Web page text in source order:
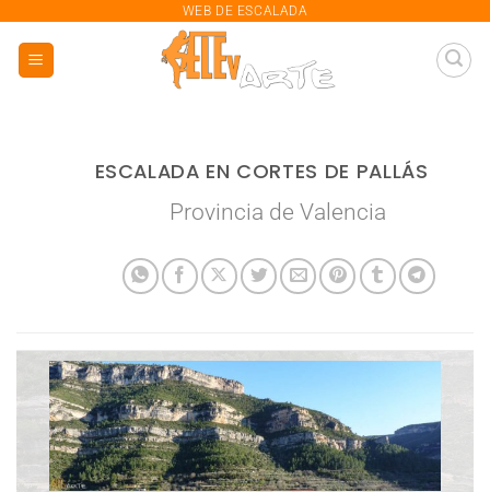
contenido
WEB DE ESCALADA
ESCALADA EN CORTES DE PALLÁS
Provincia de Valencia